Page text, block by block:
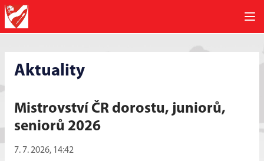
Aktuality
Mistrovství ČR dorostu, juniorů,
seniorů 2026
7. 7. 2026, 14:42